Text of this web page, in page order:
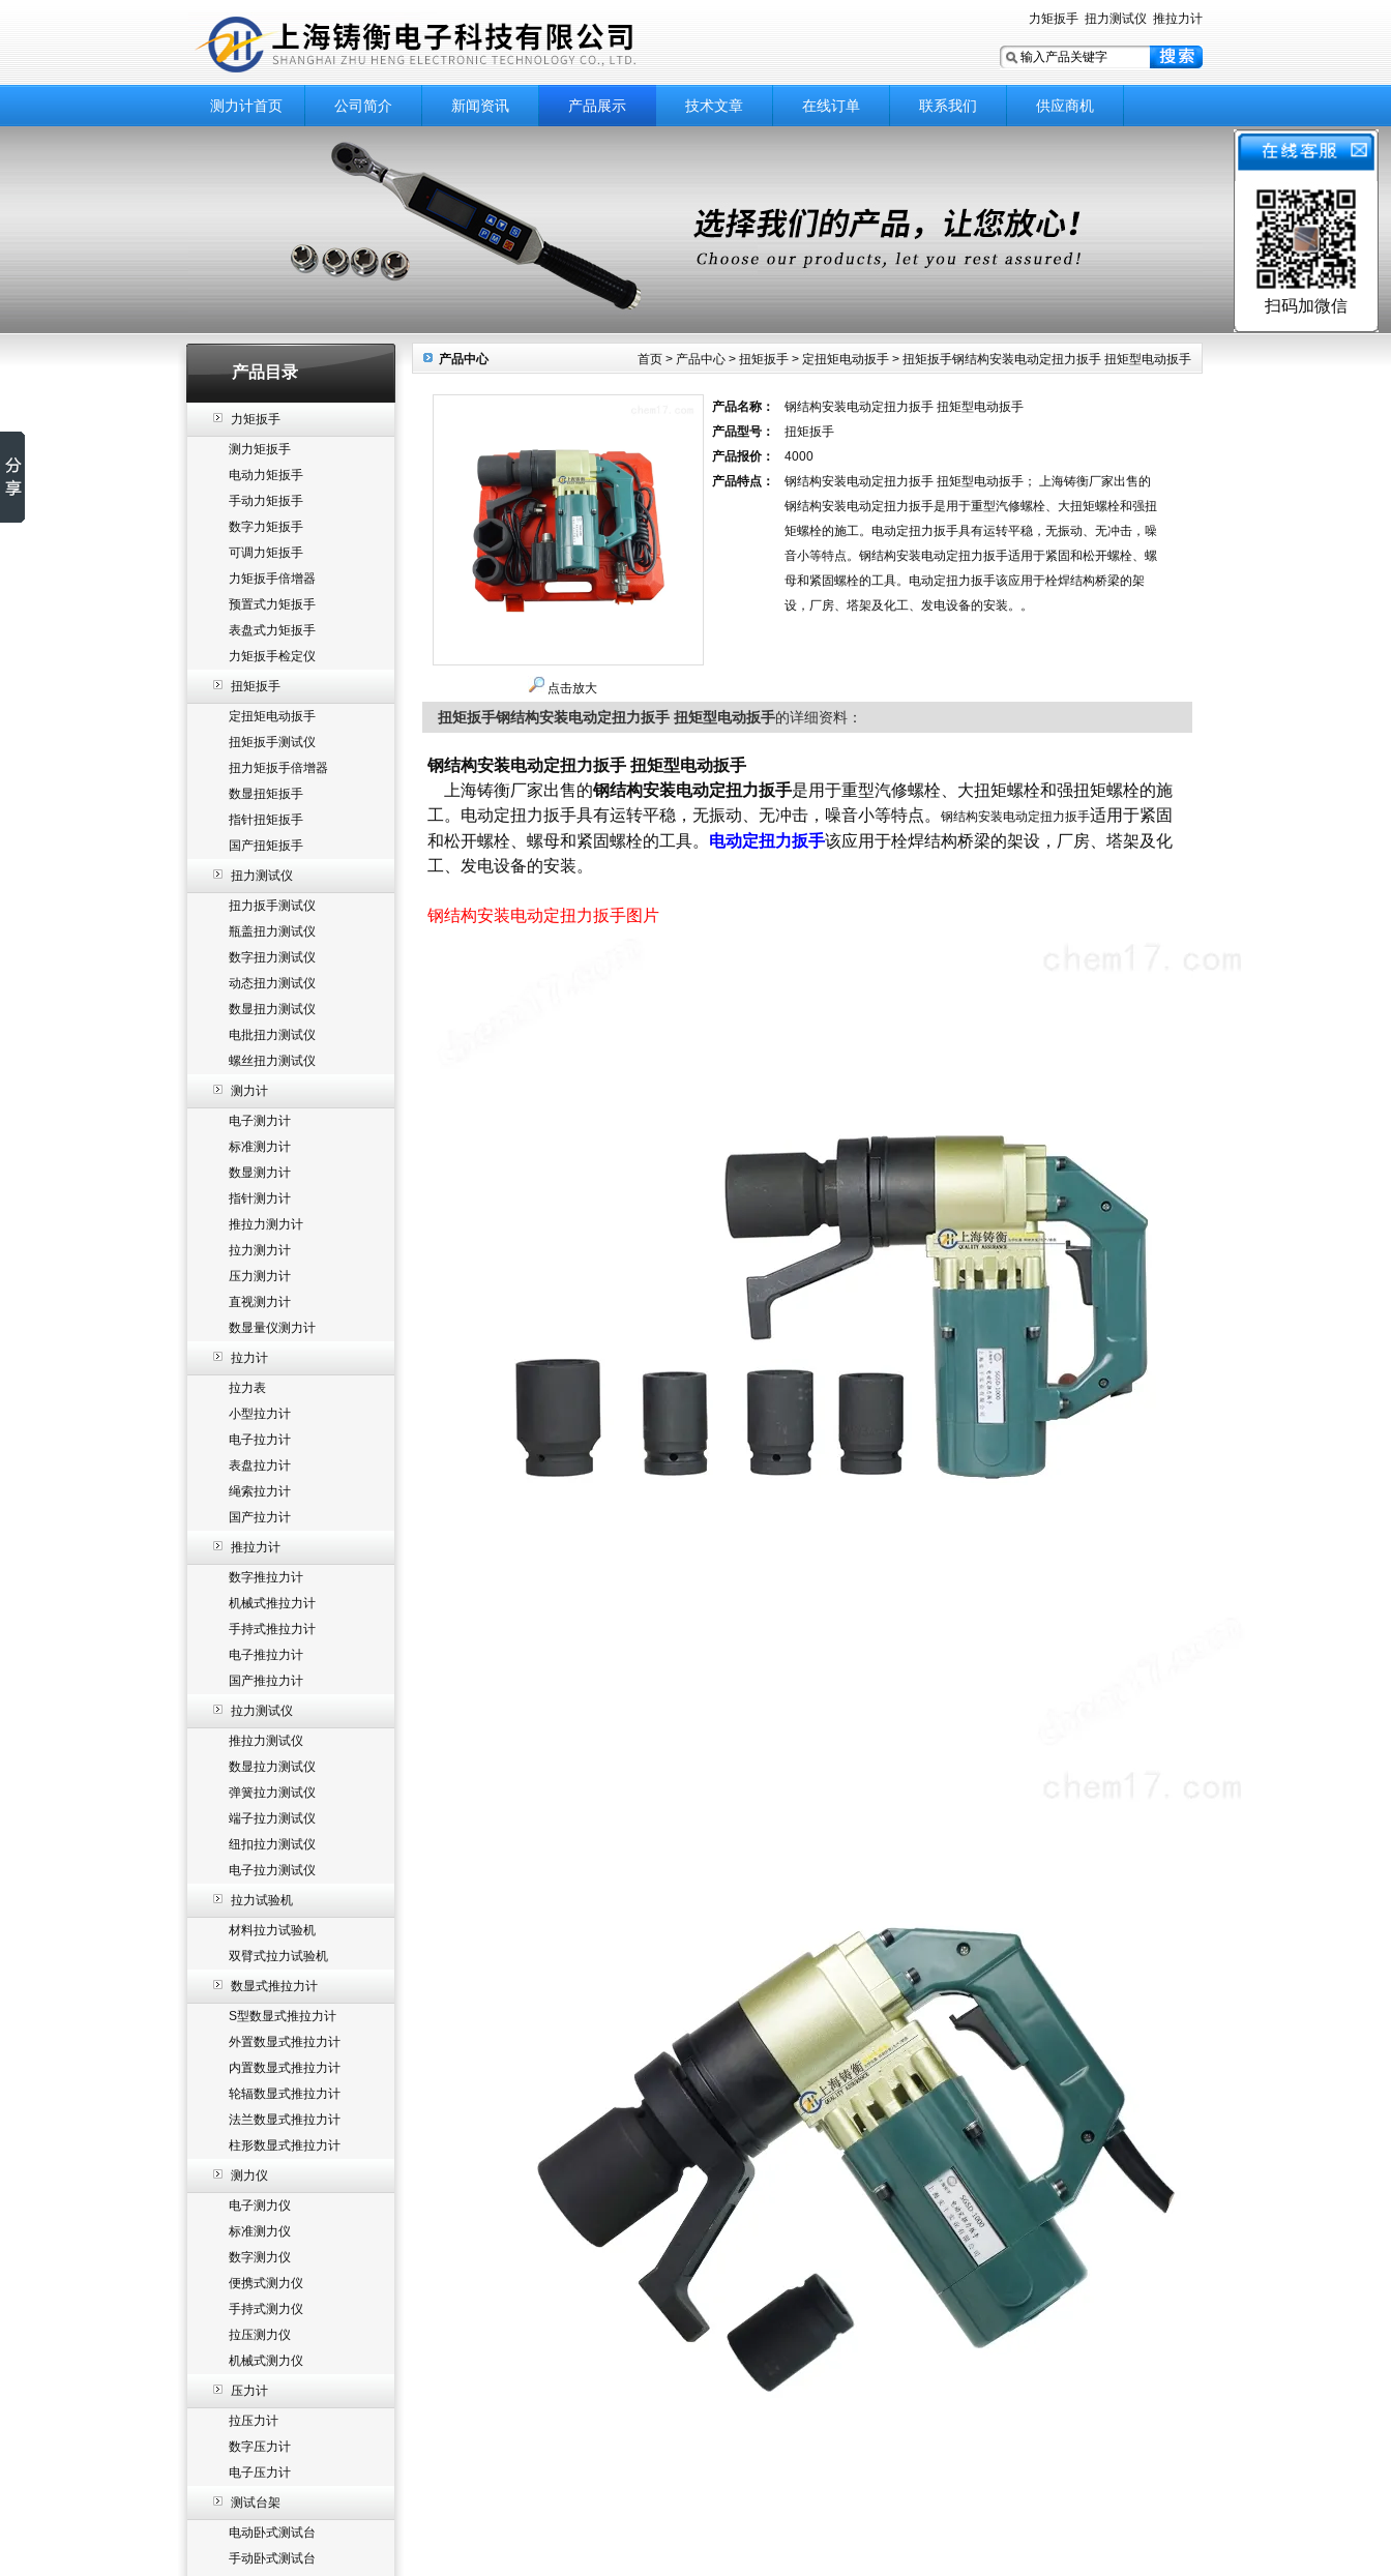
力矩扳手 扭力测试仪 推拉力计
测力计首页 公司简介 新闻资讯 产品展示 技术文章 在线订单 联系我们 供应商机
产品目录
力矩扳手
测力矩扳手
电动力矩扳手
手动力矩扳手
数字力矩扳手
可调力矩扳手
力矩扳手倍增器
预置式力矩扳手
表盘式力矩扳手
力矩扳手检定仪
扭矩扳手
定扭矩电动扳手
扭矩扳手测试仪
扭力矩扳手倍增器
数显扭矩扳手
指针扭矩扳手
国产扭矩扳手
扭力测试仪
扭力扳手测试仪
瓶盖扭力测试仪
数字扭力测试仪
动态扭力测试仪
数显扭力测试仪
电批扭力测试仪
螺丝扭力测试仪
测力计
电子测力计
标准测力计
数显测力计
指针测力计
推拉力测力计
拉力测力计
压力测力计
直视测力计
数显量仪测力计
拉力计
拉力表
小型拉力计
电子拉力计
表盘拉力计
绳索拉力计
国产拉力计
推拉力计
数字推拉力计
机械式推拉力计
手持式推拉力计
电子推拉力计
国产推拉力计
拉力测试仪
推拉力测试仪
数显拉力测试仪
弹簧拉力测试仪
端子拉力测试仪
纽扣拉力测试仪
电子拉力测试仪
拉力试验机
材料拉力试验机
双臂式拉力试验机
数显式推拉力计
S型数显式推拉力计
外置数显式推拉力计
内置数显式推拉力计
轮辐数显式推拉力计
法兰数显式推拉力计
柱形数显式推拉力计
测力仪
电子测力仪
标准测力仪
数字测力仪
便携式测力仪
手持式测力仪
拉压测力仪
机械式测力仪
压力计
拉压力计
数字压力计
电子压力计
测试台架
电动卧式测试台
手动卧式测试台
首页 > 产品中心 > 扭矩扳手 > 定扭矩电动扳手 > 扭矩扳手钢结构安装电动定扭力扳手 扭矩型电动扳手
产品中心
点击放大
产品名称：
钢结构安装电动定扭力扳手 扭矩型电动扳手
产品型号：
扭矩扳手
产品报价：
4000
产品特点：
钢结构安装电动定扭力扳手 扭矩型电动扳手； 上海铸衡厂家出售的
钢结构安装电动定扭力扳手​是用于重型汽修螺栓、大扭矩螺栓和强扭
矩螺栓的施工。电动定扭力扳手具有运转平稳，无振动、无冲击，噪
音小等特点。钢结构安装电动定扭力扳手适用于紧固和松开螺栓、螺
母和紧固螺栓的工具。电动定扭力扳手该应用于栓焊结构桥梁的架
设，厂房、塔架及化工、发电设备的安装。。
扭矩扳手钢结构安装电动定扭力扳手 扭矩型电动扳手的详细资料：
钢结构安装电动定扭力扳手 扭矩型电动扳手
上海铸衡厂家出售的钢结构安装电动定扭力扳手是用于重型汽修螺栓、大扭矩螺栓和强扭矩螺栓的施
工。电动定扭力扳手具有运转平稳，无振动、无冲击，噪音小等特点。 钢结构安装电动定扭力扳手适用于紧固
和松开螺栓、螺母和紧固螺栓的工具。 电动定扭力扳手该应用于栓焊结构桥梁的架设，厂房、塔架及化
工、发电设备的安装。
钢结构安装电动定扭力扳手图片
扫码加微信